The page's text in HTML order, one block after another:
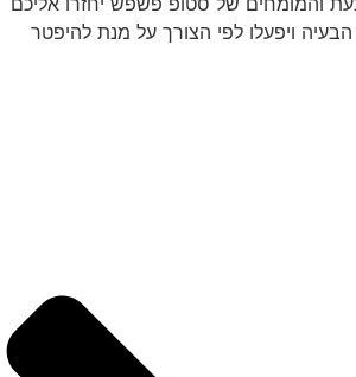
ויפעלו לפי הצורך על מנת להיפטר